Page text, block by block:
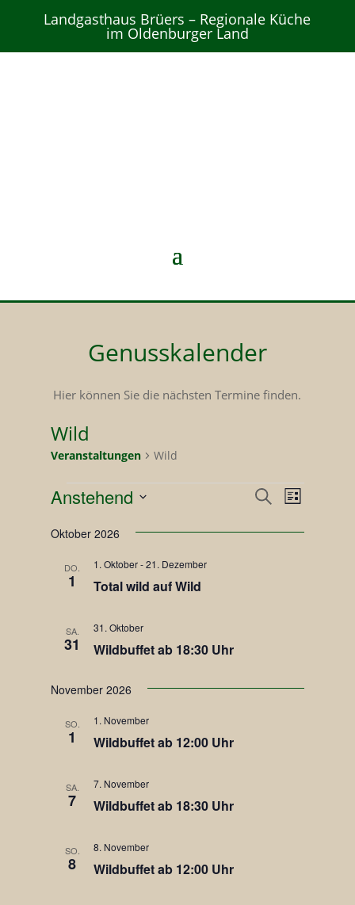
Landgasthaus Brüers – Regionale Küche
im Oldenburger Land
Genusskalender
Hier können Sie die nächsten Termine finden.
Wild
Veranstaltungen Wild
Veranstaltungen
Suche
SucheListe
Anstehend
wählen.
Oktober 2026
DO.
1 Total wild auf Wild
1. Oktober-21. Dezember
SA.
31 Wildbuffet ab 18:30 Uhr
31. Oktober
November 2026
SO.
1 Wildbuffet ab 12:00 Uhr
1. November
SA.
7 Wildbuffet ab 18:30 Uhr
7. November
SO.
8 Wildbuffet ab 12:00 Uhr
8. November